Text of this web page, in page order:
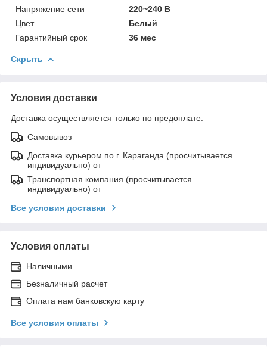
Напряжение сети
220~240 В
Цвет
Белый
Гарантийный срок
36 мес
Скрыть
Условия доставки
Доставка осуществляется только по предоплате.
Самовывоз
Доставка курьером по г. Караганда (просчитывается
индивидуально) от
Транспортная компания (просчитывается
индивидуально) от
Все условия доставки
Условия оплаты
Наличными
Безналичный расчет
Оплата нам банковскую карту
Все условия оплаты